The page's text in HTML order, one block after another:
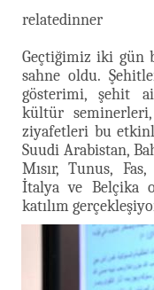
relatedinner
Geçtiğimiz iki gün
sahne oldu.
gösterimi, şehit
kültür
ziyafetleri bu
Suudi Arabistan,
Mısır, Tunus,
İtalya ve Belçika
katılım